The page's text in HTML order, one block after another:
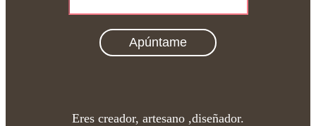
Apúntame
Eres creador, artesano ,diseñador.